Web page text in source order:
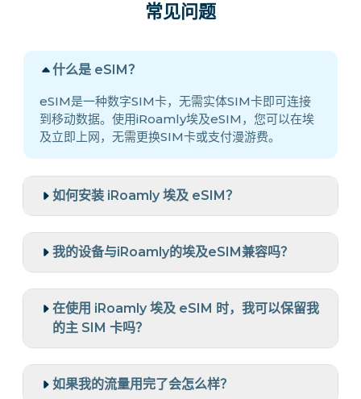
常见问题
什么是 eSIM？
eSIM是一种数字SIM卡，无需实体SIM卡即可连接
到移动数据。使用iRoamly埃及eSIM，您可以在埃
及立即上网，无需更换SIM卡或支付漫游费。
如何安装 iRoamly 埃及 eSIM？
我的设备与iRoamly的埃及eSIM兼容吗？
在使用 iRoamly 埃及 eSIM 时，我可以保留我
的主 SIM 卡吗？
如果我的流量用完了会怎么样？